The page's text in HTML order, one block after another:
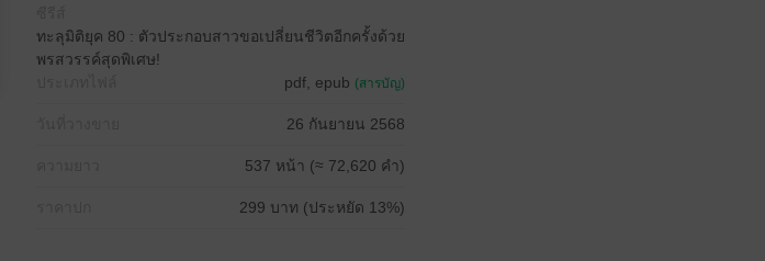
ทะลุมิติยุค 80 : ตัวประกอบสาวขอเปลี่ยนชีวิตอีกครั้งด้วย
พรสวรรค์สุดพิเศษ!
pdf, epub (สารบัญ)
26 กันยายน 2568
537 หน้า (≈ 72,620 คำ)
299 บาท (ประหยัด 13%)